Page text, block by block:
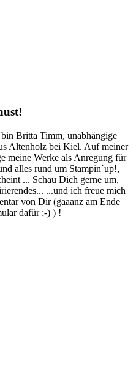
Britta Timm, unabhängige
Altenholz bei Kiel. Auf meiner
meine Werke als Anregung für
alles rund um Stampin´up!,
... Schau Dich gerne um,
...und ich freue mich
von Dir (gaaanz am Ende
dafür ;-) ) !